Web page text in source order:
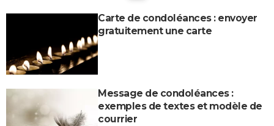
Carte de condoléances : envoyer
gratuitement une carte
Message de condoléances :
exemples de textes et modèle de
courrier